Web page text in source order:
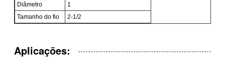
Diâmetro
1
Tamanho do fio
2-1/2
Aplicações: